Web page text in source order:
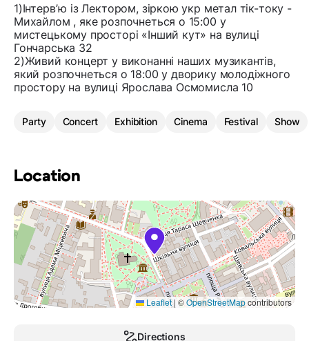
1)Інтервʼю із Лектором, зіркою укр метал тік-току -
Михайлом , яке розпочнеться о 15:00 у
мистецькому просторі «Інший кут» на вулиці
Гончарська 32
2)Живий концерт у виконанні наших музикантів,
який розпочнеться о 18:00 у дворику молодіжного
простору на вулиці Ярослава Осмомисла 10
Party Concert Exhibition Cinema Festival Show
Location
Leaflet | ©OpenStreetMapcontributors
Directions